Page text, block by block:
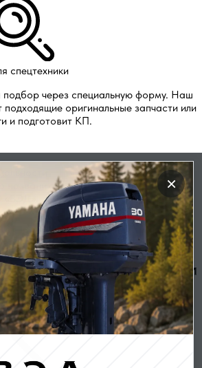
спецтехники
подбор через специальную форму. Наш
подходящие оригинальные запчасти или
и подготовит КП.
×
названию